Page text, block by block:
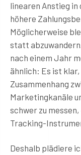
linearen Anstieg in
höhere
Möglicherweise
statt
nach einem Jahr
ähnlich: Es ist
Zusammenhang
Marketingkanäle
schwer zu
Tracking-
Deshalb plädiere